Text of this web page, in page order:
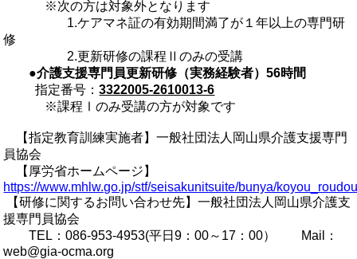
※次の方は対象外となります
1.ケアマネ証の有効期間満了が１年以上の専門研
修
2.更新研修の課程Ⅱのみの受講
●介護支援専門員更新研修（実務経験者）56時間
指定番号：3322005-2610013-6
※課程Ⅰのみ受講の方が対象です
【指定教育訓練実施者】一般社団法人岡山県介護支援専門
員協会
【厚労省ホームページ】
https://www.mhlw.go.jp/stf/seisakunitsuite/bunya/
【研修に関するお問い合わせ先】一般社団法人岡山県介護支
援専門員協会
TEL：086-953-4953(平日9：00～17：00） Mail：
web@gia-ocma.org